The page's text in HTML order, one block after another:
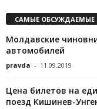
САМЫЕ ОБСУЖДАЕМЫЕ
Молдавские
автомобилей
pravda - 11.09.2019
Цена билетов на
поезд Кишинев-